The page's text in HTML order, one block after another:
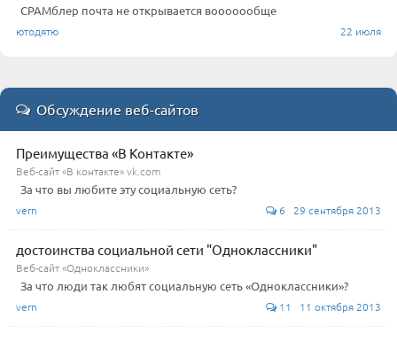
СРАМблер почта не открывается вооооообще
ютодятю 22 июля
Обсуждение веб-сайтов
Преимущества «В Контакте»
Веб-сайт «В контакте» vk.com
За что вы любите эту социальную сеть?
vern 6 29 сентября 2013
достоинства социальной сети "Одноклассники"
Веб-сайт «Одноклассники»
За что люди так любят социальную сеть «Одноклассники»?
vern 11 11 октября 2013